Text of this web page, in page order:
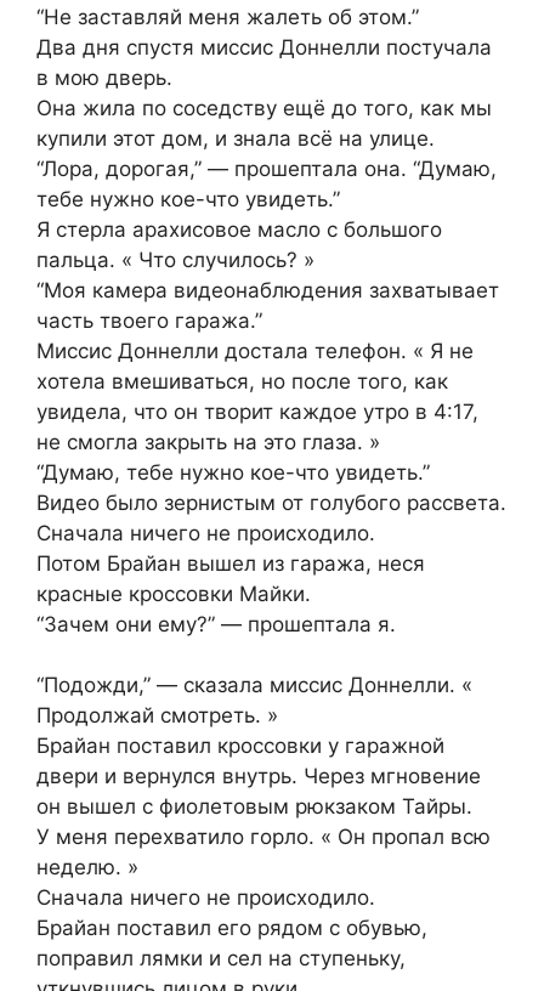
“Не заставляй меня жалеть об этом.”
Два дня спустя миссис Доннелли постучала
в мою дверь.
Она жила по соседству ещё до того, как мы
купили этот дом, и знала всё на улице.
“Лора, дорогая,” — прошептала она. “Думаю,
тебе нужно кое-что увидеть.”
Я стерла арахисовое масло с большого
пальца. « Что случилось? »
“Моя камера видеонаблюдения захватывает
часть твоего гаража.”
Миссис Доннелли достала телефон. « Я не
хотела вмешиваться, но после того, как
увидела, что он творит каждое утро в 4:17,
не смогла закрыть на это глаза. »
“Думаю, тебе нужно кое-что увидеть.”
Видео было зернистым от голубого рассвета.
Сначала ничего не происходило.
Потом Брайан вышел из гаража, неся
красные кроссовки Майки.
“Зачем они ему?” — прошептала я.
“Подожди,” — сказала миссис Доннелли. «
Продолжай смотреть. »
Брайан поставил кроссовки у гаражной
двери и вернулся внутрь. Через мгновение
он вышел с фиолетовым рюкзаком Тайры.
У меня перехватило горло. « Он пропал всю
неделю. »
Сначала ничего не происходило.
Брайан поставил его рядом с обувью,
поправил лямки и сел на ступеньку,